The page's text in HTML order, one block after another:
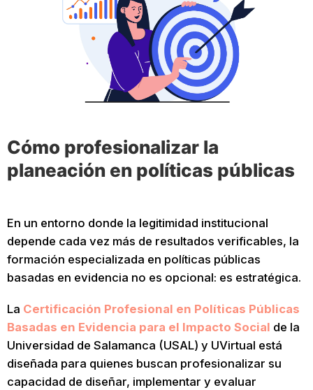
Cómo profesionalizar la
planeación en políticas públicas
En un entorno donde la legitimidad institucional
depende cada vez más de resultados verificables, la
formación especializada en políticas públicas
basadas en evidencia no es opcional: es estratégica.
La Certificación Profesional en Políticas Públicas
Basadas en Evidencia para el Impacto Social de la
Universidad de Salamanca (USAL) y UVirtual está
diseñada para quienes buscan profesionalizar su
capacidad de diseñar, implementar y evaluar